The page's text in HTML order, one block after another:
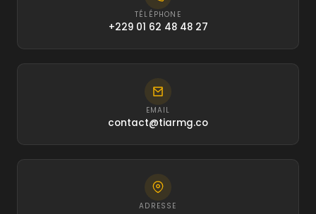
TÉLÉPHONE
+229 01 62 48 48 27
EMAIL
contact@tiarmg.co
ADRESSE